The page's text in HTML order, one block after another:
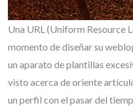
Una URL (Uniform Resource
momento de diseñar su
un aparato de plantillas
visto acerca de oriente
un perfil con el pasar del